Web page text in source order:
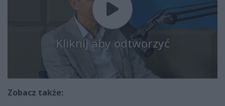
Kliknij aby odtworzyć
Zobacz także: